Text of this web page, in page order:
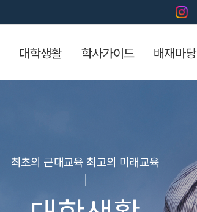
대학생활 학사가이드 배재마당
최초의 근대교육 최고의 미래교육